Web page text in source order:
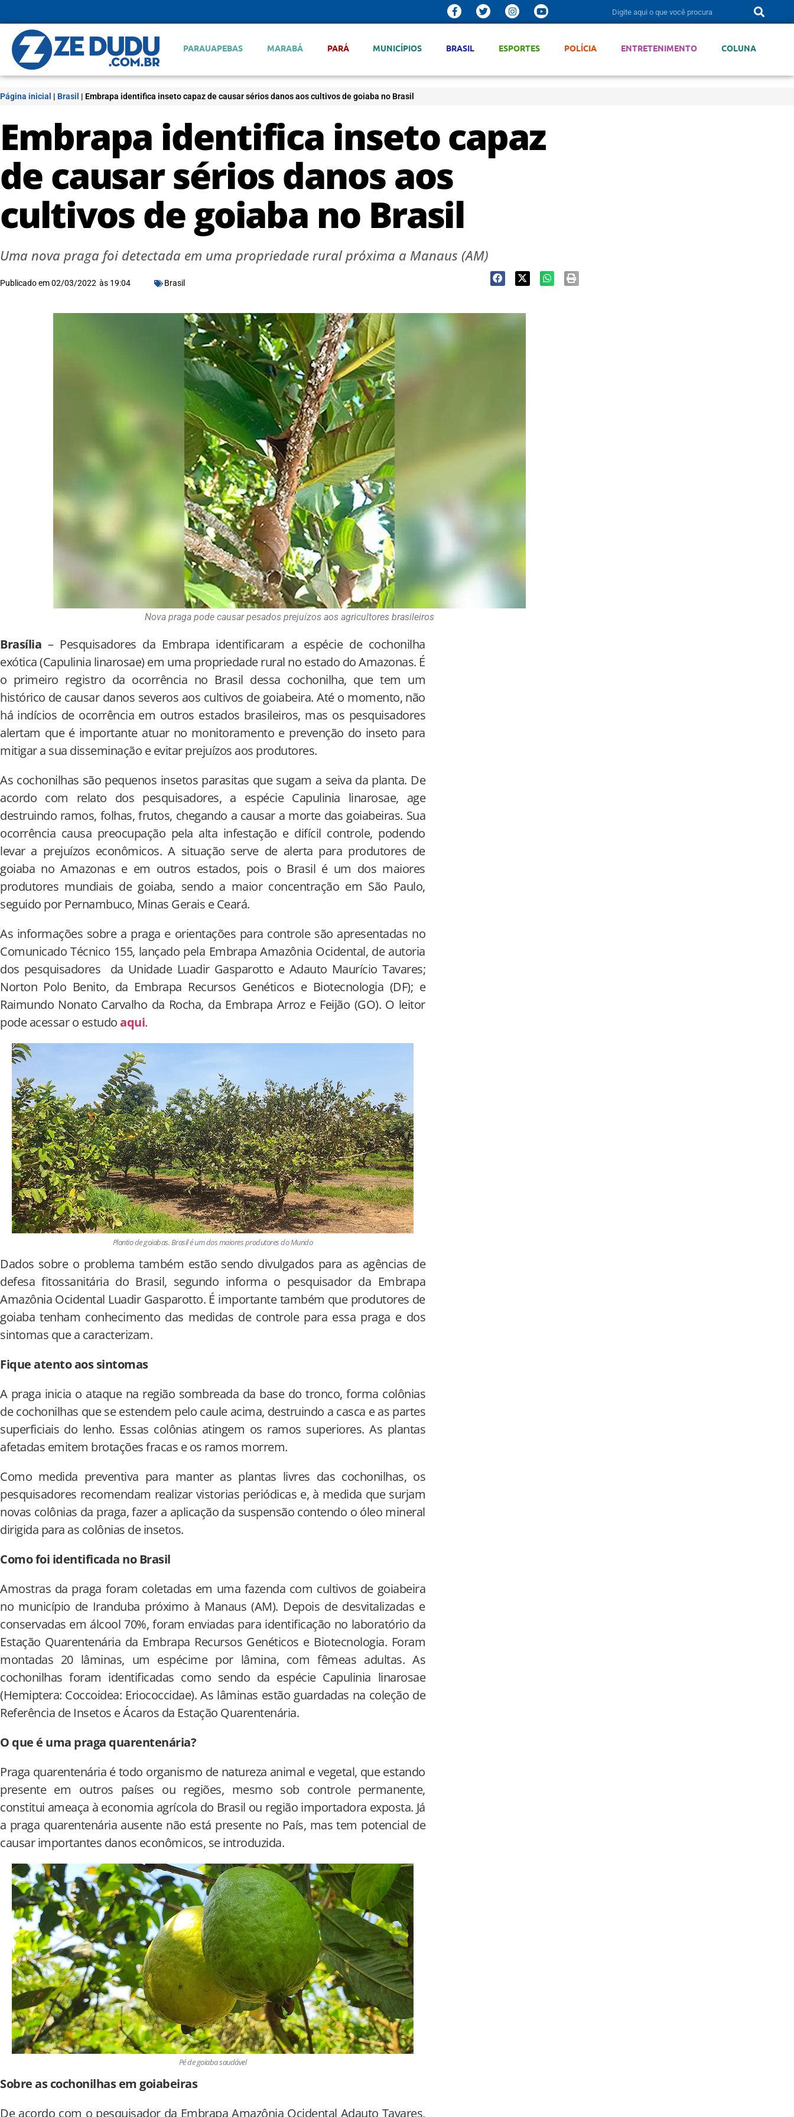
PARAUAPEBAS MARABÁ PARÁ MUNICÍPIOS BRASIL ESPORTES POLÍCIA ENTRETENIMENTO COLUNA
Página inicial | Brasil | Embrapa identifica inseto capaz de causar sérios danos aos cultivos de goiaba no Brasil
Embrapa identifica inseto capaz
de causar sérios danos aos
cultivos de goiaba no Brasil
Uma nova praga foi detectada em uma propriedade rural próxima a Manaus (AM)
Publicado em02/03/2022 às 19:04 Brasil
Nova praga pode causar pesados prejuízos aos agricultores brasileiros
Brasília – Pesquisadores da Embrapa identificaram a espécie de cochonilha
exótica (Capulinia linarosae) em uma propriedade rural no estado do Amazonas. É
o primeiro registro da ocorrência no Brasil dessa cochonilha, que tem um
histórico de causar danos severos aos cultivos de goiabeira. Até o momento, não
há indícios de ocorrência em outros estados brasileiros, mas os pesquisadores
alertam que é importante atuar no monitoramento e prevenção do inseto para
mitigar a sua disseminação e evitar prejuízos aos produtores.
As cochonilhas são pequenos insetos parasitas que sugam a seiva da planta. De
acordo com relato dos pesquisadores, a espécie Capulinia linarosae, age
destruindo ramos, folhas, frutos, chegando a causar a morte das goiabeiras. Sua
ocorrência causa preocupação pela alta infestação e difícil controle, podendo
levar a prejuízos econômicos. A situação serve de alerta para produtores de
goiaba no Amazonas e em outros estados, pois o Brasil é um dos maiores
produtores mundiais de goiaba, sendo a maior concentração em São Paulo,
seguido por Pernambuco, Minas Gerais e Ceará.
As informações sobre a praga e orientações para controle são apresentadas no
Comunicado Técnico 155, lançado pela Embrapa Amazônia Ocidental, de autoria
dos pesquisadores da Unidade Luadir Gasparotto e Adauto Maurício Tavares;
Norton Polo Benito, da Embrapa Recursos Genéticos e Biotecnologia (DF); e
Raimundo Nonato Carvalho da Rocha, da Embrapa Arroz e Feijão (GO). O leitor
pode acessar o estudoaqui.
Plantio de goiabas. Brasil é um dos maiores produtores do Mundo
Dados sobre o problema também estão sendo divulgados para as agências de
defesa fitossanitária do Brasil, segundo informa o pesquisador da Embrapa
Amazônia Ocidental Luadir Gasparotto. É importante também que produtores de
goiaba tenham conhecimento das medidas de controle para essa praga e dos
sintomas que a caracterizam.
Fique atento aos sintomas
A praga inicia o ataque na região sombreada da base do tronco, forma colônias
de cochonilhas que se estendem pelo caule acima, destruindo a casca e as partes
superficiais do lenho. Essas colônias atingem os ramos superiores. As plantas
afetadas emitem brotações fracas e os ramos morrem.
Como medida preventiva para manter as plantas livres das cochonilhas, os
pesquisadores recomendam realizar vistorias periódicas e, à medida que surjam
novas colônias da praga, fazer a aplicação da suspensão contendo o óleo mineral
dirigida para as colônias de insetos.
Como foi identificada no Brasil
Amostras da praga foram coletadas em uma fazenda com cultivos de goiabeira
no município de Iranduba próximo à Manaus (AM). Depois de desvitalizadas e
conservadas em álcool 70%, foram enviadas para identificação no laboratório da
Estação Quarentenária da Embrapa Recursos Genéticos e Biotecnologia. Foram
montadas 20 lâminas, um espécime por lâmina, com fêmeas adultas. As
cochonilhas foram identificadas como sendo da espécie Capulinia linarosae
(Hemiptera: Coccoidea: Eriococcidae). As lâminas estão guardadas na coleção de
Referência de Insetos e Ácaros da Estação Quarentenária.
O que é uma praga quarentenária?
Praga quarentenária é todo organismo de natureza animal e vegetal, que estando
presente em outros países ou regiões, mesmo sob controle permanente,
constitui ameaça à economia agrícola do Brasil ou região importadora exposta. Já
a praga quarentenária ausente não está presente no País, mas tem potencial de
causar importantes danos econômicos, se introduzida.
Pé de goiaba saudável
Sobre as cochonilhas em goiabeiras
De acordo com o pesquisador da Embrapa Amazônia Ocidental Adauto Tavares,